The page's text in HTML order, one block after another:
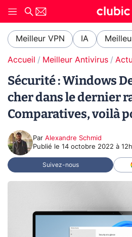
Meilleur VPN IA
Accueil Meilleur Antivirus
Sécurité : Windows
cher dans le dernier
Comparatives, voilà
Par Alexandre Schmid
Publié le 14 octobre 2022 à
Suivez-nous